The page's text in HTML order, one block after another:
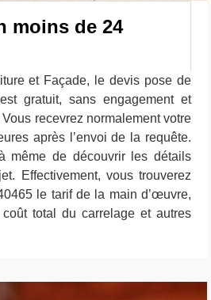
moins de 24
et Façade, le devis pose de
gratuit, sans engagement et
recevrez normalement votre
après l’envoi de la requête.
même de découvrir les détails
Effectivement, vous trouverez
le tarif de la main d’œuvre,
total du carrelage et autres